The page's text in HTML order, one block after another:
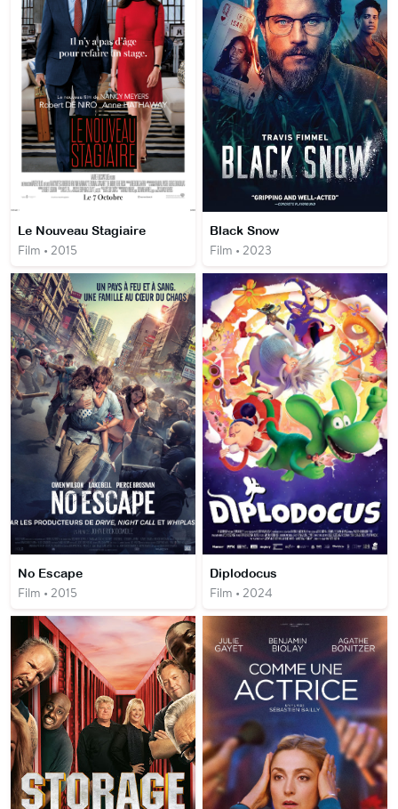
Le Nouveau Stagiaire
Film • 2015
Black Snow
Film • 2023
No Escape
Film • 2015
Diplodocus
Film • 2024